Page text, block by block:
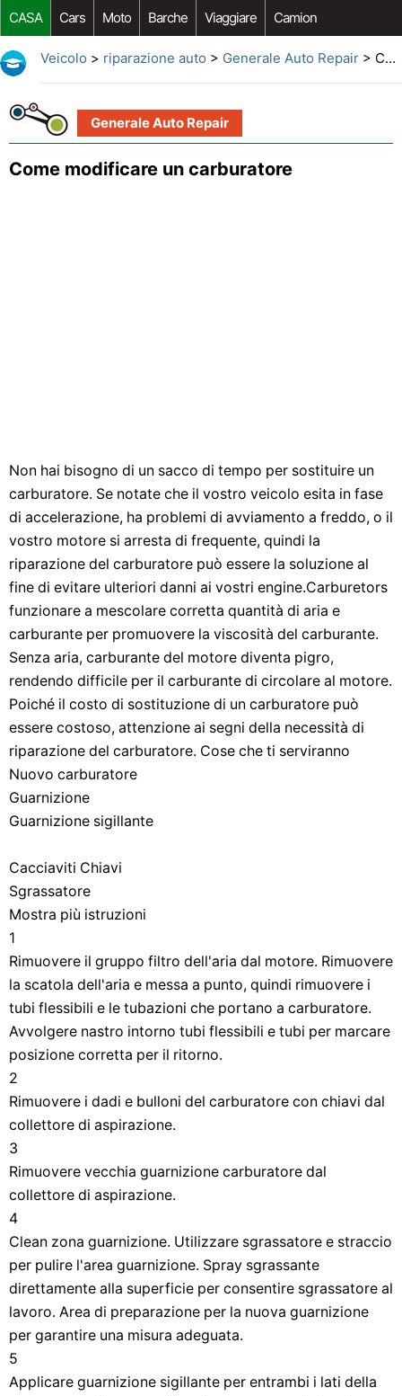
CASA Cars Moto Barche Viaggiare Camion
Riparazione Auto Acquisto Auto Car Opzioni Aftermarket
Veicolo > riparazione auto > Generale Auto Repair> Come modificare un carburatore
Generale Auto Repair
Come modificare un carburatore
Non hai bisogno di un sacco di tempo per sostituire un
carburatore. Se notate che il vostro veicolo esita in fase
di accelerazione, ha problemi di avviamento a freddo, o il
vostro motore si arresta di frequente, quindi la
riparazione del carburatore può essere la soluzione al
fine di evitare ulteriori danni ai vostri engine.Carburetors
funzionare a mescolare corretta quantità di aria e
carburante per promuovere la viscosità del carburante.
Senza aria, carburante del motore diventa pigro,
rendendo difficile per il carburante di circolare al motore.
Poiché il costo di sostituzione di un carburatore può
essere costoso, attenzione ai segni della necessità di
riparazione del carburatore. Cose che ti serviranno
Nuovo carburatore
Guarnizione
Guarnizione sigillante
Cacciaviti Chiavi
Sgrassatore
Mostra più istruzioni
1
Rimuovere il gruppo filtro dell'aria dal motore. Rimuovere
la scatola dell'aria e messa a punto, quindi rimuovere i
tubi flessibili e le tubazioni che portano a carburatore.
Avvolgere nastro intorno tubi flessibili e tubi per marcare
posizione corretta per il ritorno.
2
Rimuovere i dadi e bulloni del carburatore con chiavi dal
collettore di aspirazione.
3
Rimuovere vecchia guarnizione carburatore dal
collettore di aspirazione.
4
Clean zona guarnizione. Utilizzare sgrassatore e straccio
per pulire l'area guarnizione. Spray sgrassante
direttamente alla superficie per consentire sgrassatore al
lavoro. Area di preparazione per la nuova guarnizione
per garantire una misura adeguata.
5
Applicare guarnizione sigillante per entrambi i lati della